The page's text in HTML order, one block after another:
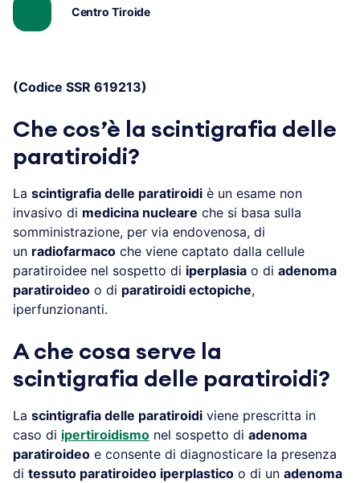
(Codice SSR 619213)
Che cos’è la scintigrafia delle
paratiroidi?
La scintigrafia delle paratiroidi è un esame non
invasivo di medicina nucleare che si basa sulla
somministrazione, per via endovenosa, di
un radiofarmaco che viene captato dalla cellule
paratiroidee nel sospetto di iperplasia o di adenoma
paratiroideo o di paratiroidi ectopiche,
iperfunzionanti.
A che cosa serve la
scintigrafia delle paratiroidi?
La scintigrafia delle paratiroidi viene prescritta in
caso di ipertiroidismo nel sospetto di adenoma
paratiroideo e consente di diagnosticare la presenza
di tessuto paratiroideo iperplastico o di un adenoma
Centro Tiroide